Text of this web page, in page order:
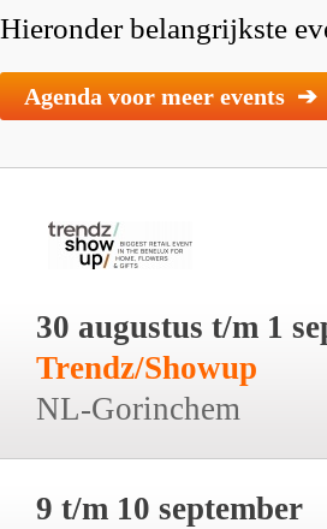
Hieronder belangrijkste
Agenda voor meer events ➔
30 augustus t/m 1
Trendz/Showup
NL-Gorinchem
9 t/m 10 september